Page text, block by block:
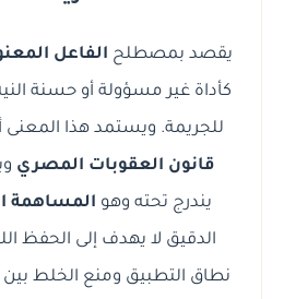
يقصد بمصطلح الفاعل
كأداة غير مسؤولة أو حسنة
للجريمة. ويستمد هذا المعنى
قانون العقوبات المصري
يندرج تحته وهو المساهمة
الدقيق لا يهدف إلى الحفظ
نطاق التطبيق ومنع الخلط